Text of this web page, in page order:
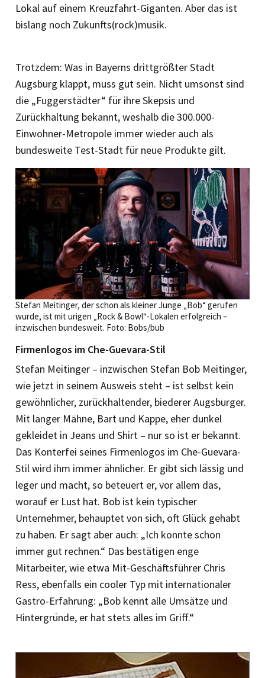
Lokal auf einem Kreuzfahrt-Giganten. Aber das ist
bislang noch Zukunfts(rock)musik.
Trotzdem: Was in Bayerns drittgrößter Stadt
Augsburg klappt, muss gut sein. Nicht umsonst sind
die „Fuggerstädter“ für ihre Skepsis und
Zurückhaltung bekannt, weshalb die 300.000-
Einwohner-Metropole immer wieder auch als
bundesweite Test-Stadt für neue Produkte gilt.
Stefan Meitinger, der schon als kleiner Junge „Bob“ gerufen
wurde, ist mit urigen „Rock & Bowl“-Lokalen erfolgreich –
inzwischen bundesweit. Foto: Bobs/bub
Firmenlogos im Che-Guevara-Stil
Stefan Meitinger – inzwischen Stefan Bob Meitinger,
wie jetzt in seinem Ausweis steht – ist selbst kein
gewöhnlicher, zurückhaltender, biederer Augsburger.
Mit langer Mähne, Bart und Kappe, eher dunkel
gekleidet in Jeans und Shirt – nur so ist er bekannt.
Das Konterfei seines Firmenlogos im Che-Guevara-
Stil wird ihm immer ähnlicher. Er gibt sich lässig und
leger und macht, so beteuert er, vor allem das,
worauf er Lust hat. Bob ist kein typischer
Unternehmer, behauptet von sich, oft Glück gehabt
zu haben. Er sagt aber auch: „Ich konnte schon
immer gut rechnen.“ Das bestätigen enge
Mitarbeiter, wie etwa Mit-Geschäftsführer Chris
Ress, ebenfalls ein cooler Typ mit internationaler
Gastro-Erfahrung: „Bob kennt alle Umsätze und
Hintergründe, er hat stets alles im Griff.“